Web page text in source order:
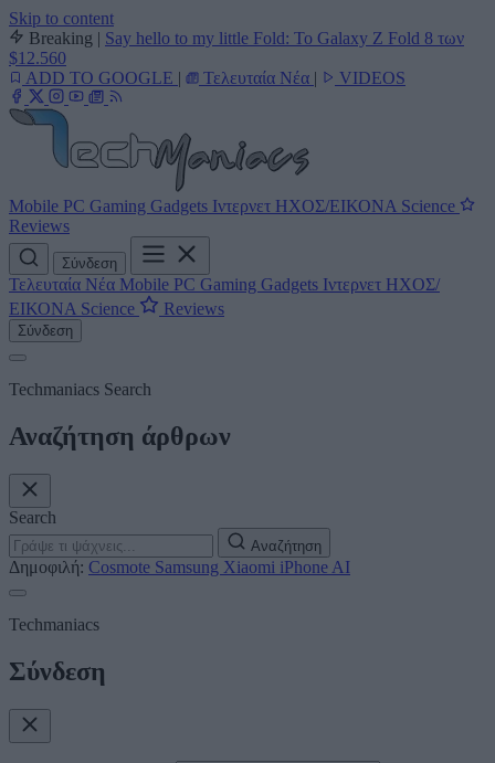
Skip to content
Breaking | Say hello to my little Fold: Το Galaxy Z Fold 8 των
$12.560
ADD TO GOOGLE | Τελευταία Νέα | VIDEOS
Mobile PC Gaming Gadgets Ιντερνετ ΗΧΟΣ/ΕΙΚΟΝΑ Science
Reviews
Σύνδεση
Τελευταία Νέα Mobile PC Gaming Gadgets Ιντερνετ ΗΧΟΣ/
ΕΙΚΟΝΑ Science Reviews
Σύνδεση
Techmaniacs Search
Αναζήτηση άρθρων
Search
Αναζήτηση
Δημοφιλή: Cosmote Samsung Xiaomi iPhone AI
Techmaniacs
Σύνδεση